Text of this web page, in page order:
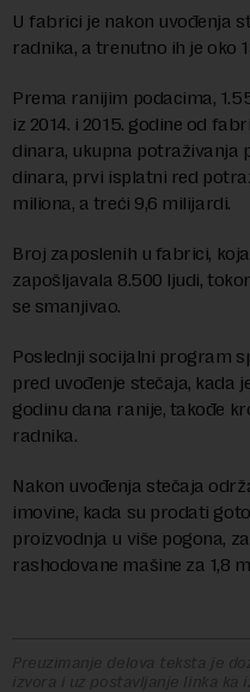
U fabrici je nakon uvođenja
radnika, a trenutno ih je oko
Prema ranijim podacima,
iz 2014. i 2015. godine od
dinara, ukupna potraživanja
dinara, prvi isplatni red
miliona, a treći 9,6 milijardi.
Broj zaposlenih u fabrici,
zapošljavala 8.500 ljudi,
se smanjivao.
Poslednji socijalni program
pred uvođenje stečaja, kada
godinu dana ranije, takođe
radnika.
Nakon uvođenja stečaja
imovine, kada su prodati
proizvodnja u više pogona,
rashodovane mašine za 1,8
Preuzimanje delova teksta je
izvora i uz postavljanje linka ka